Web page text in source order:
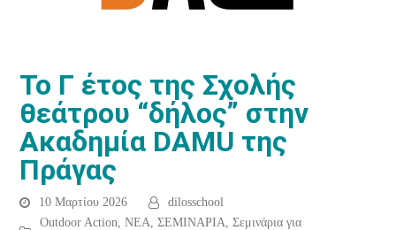
Το Γ έτος της Σχολής
θεάτρου “δήλος” στην
Ακαδημία DAMU της
Πράγας
10 Μαρτίου 2026
dilosschool
Outdoor Action ,ΝΕΑ ,ΣΕΜΙΝΑΡΙΑ ,Σεμινάρια για